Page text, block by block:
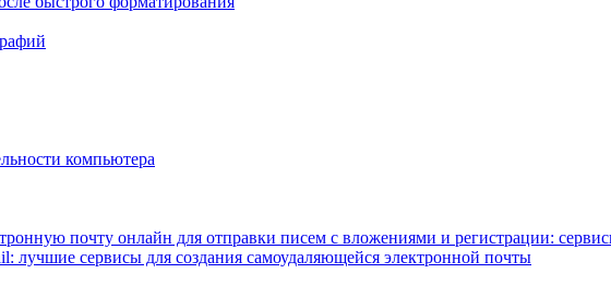
компьютера
почту онлайн для отправки писем с вложениями и регистрации:
сервисы для создания самоудаляющейся электронной почты